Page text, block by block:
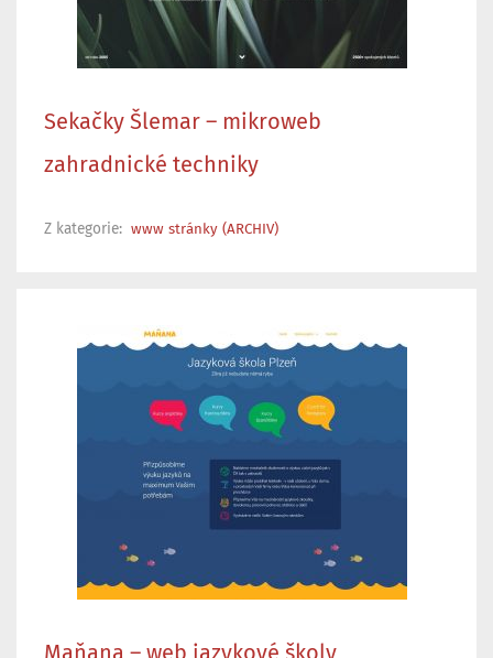
Sekačky Šlemar – mikroweb
zahradnické techniky
Z kategorie: www stránky (ARCHIV)
Maňana – web jazykové školy